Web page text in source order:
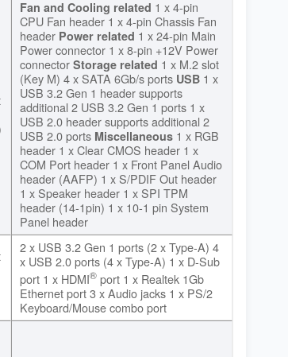
Fan and Cooling related 1 x 4-pin
CPU Fan header 1 x 4-pin Chassis Fan
header Power related 1 x 24-pin Main
Power connector 1 x 8-pin +12V Power
connectorStorage related 1 x M.2 slot
(Key M) 4 x SATA 6Gb/s ports USB 1 x
USB 3.2 Gen 1 header supports
additional 2 USB 3.2 Gen 1 ports 1 x
USB 2.0 header supports additional 2
USB 2.0 ports Miscellaneous 1 x RGB
header 1 x Clear CMOS header 1 x
COM Port header 1 x Front Panel Audio
header (AAFP) 1 x S/PDIF Out header
1 x Speaker header 1 x SPI TPM
header (14-1pin) 1 x 10-1 pin System
Panel header
2 x USB 3.2 Gen 1 ports (2 x Type-A) 4
x USB 2.0 ports (4 x Type-A) 1 x D-Sub
port 1 x HDMI® port 1 x Realtek 1Gb
Ethernet port 3 x Audio jacks 1 x PS/2
Keyboard/Mouse combo port